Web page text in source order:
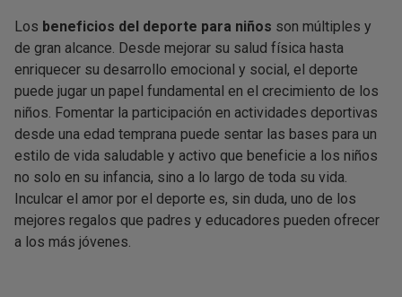
Los beneficios del deporte para niños son múltiples y
de gran alcance. Desde mejorar su salud física hasta
enriquecer su desarrollo emocional y social, el deporte
puede jugar un papel fundamental en el crecimiento de los
niños. Fomentar la participación en actividades deportivas
desde una edad temprana puede sentar las bases para un
estilo de vida saludable y activo que beneficie a los niños
no solo en su infancia, sino a lo largo de toda su vida.
Inculcar el amor por el deporte es, sin duda, uno de los
mejores regalos que padres y educadores pueden ofrecer
a los más jóvenes.